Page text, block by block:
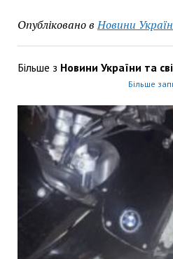
Опубліковано в Новини
Більше з Новини України та
Більше